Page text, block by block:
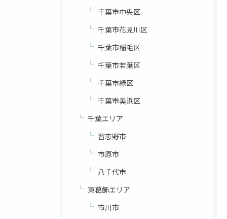
千葉市中央区
千葉市花見川区
千葉市稲毛区
千葉市若葉区
千葉市緑区
千葉市美浜区
千葉エリア
習志野市
市原市
八千代市
東葛飾エリア
市川市